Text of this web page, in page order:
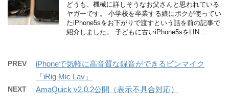
どうも、機械に詳しそうなお父さんと思われている
ヤガーです。 小学校を卒業する娘にボクが使ってい
たiPhone5sをお下がりで渡すという話を前の記事で
紹介しました。 子どもに古いiPhone5sをLIN …
PREV
iPhoneで気軽に高音質な録音ができるピンマイク
「iRig Mic Lav」
NEXT AmaQuick v2.0.2公開（表示不具合対応）